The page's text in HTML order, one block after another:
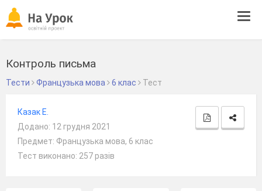
Контроль письма
Тести Французька мова 6 клас Тест
Казак Е.
Додано: 12 грудня 2021
Предмет: Французька мова, 6 клас
Тест виконано: 257 разів